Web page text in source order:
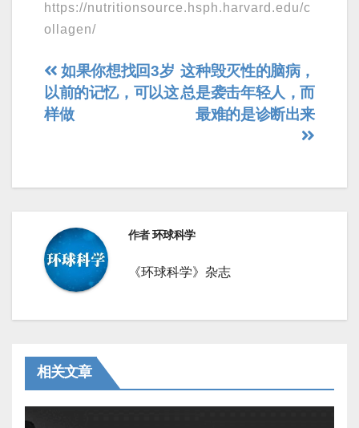
https://nutritionsource.hsph.harvard.edu/c
ollagen/
文
章
这种毁灭性的脑病，
总是袭击年轻人，而
最难的是诊断出来
如果你想找回3岁
以前的记忆，可以这
样做
作者环球科学
《环球科学》杂志
相关文章